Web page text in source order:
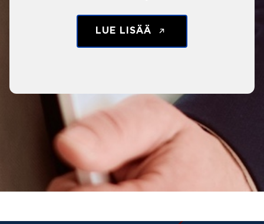
LUE LISÄÄ